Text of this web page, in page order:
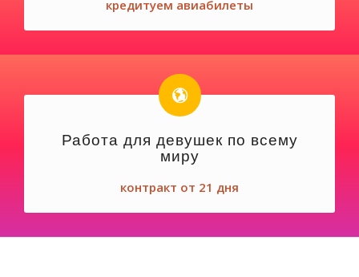
кредитуем авиабилеты
Работа для девушек по всему
миру
контракт от 21 дня